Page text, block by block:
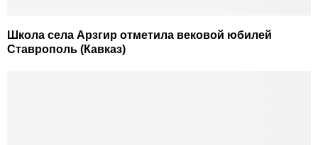
Школа села Арзгир отметила вековой юбилей
Ставрополь (Кавказ)